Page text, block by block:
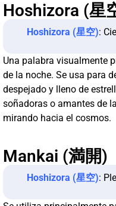
Hoshizora (星
Hoshizora (星空):
Una palabra visualmente
de la noche. Se usa para
despejado y lleno de
soñadoras o amantes de
mirando hacia el cosmos.
Mankai (満開)
Hoshizora (星空):